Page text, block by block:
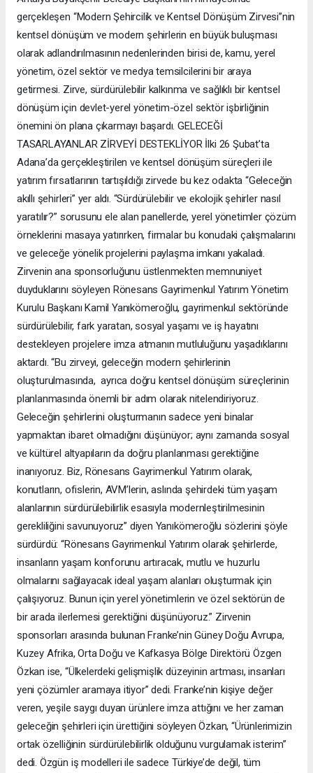
gerçekleşen “Modern Şehircilik ve Kentsel Dönüşüm Zirvesi”nin
kentsel dönüşüm ve modern şehirlerin en büyük buluşması
olarak adlandırılmasının nedenlerinden birisi de, kamu, yerel
yönetim, özel sektör ve medya temsilcilerini bir araya
getirmesi. Zirve, sürdürülebilir kalkınma ve sağlıklı bir kentsel
dönüşüm için devlet-yerel yönetim-özel sektör işbirliğinin
önemini ön plana çıkarmayı başardı. GELECEĞİ
TASARLAYANLAR ZİRVEYİ DESTEKLİYOR İlki 26 Şubat’ta
Adana’da gerçekleştirilen ve kentsel dönüşüm süreçleri ile
yatırım fırsatlarının tartışıldığı zirvede bu kez odakta “Geleceğin
akıllı şehirleri” yer aldı. “Sürdürülebilir ve ekolojik şehirler nasıl
yaratılır?” sorusunu ele alan panellerde, yerel yönetimler çözüm
örneklerini masaya yatırırken, firmalar bu konudaki çalışmalarını
ve geleceğe yönelik projelerini paylaşma imkanı yakaladı.
Zirvenin ana sponsorluğunu üstlenmekten memnuniyet
duyduklarını söyleyen Rönesans Gayrimenkul Yatırım Yönetim
Kurulu Başkanı Kamil Yanıkömeroğlu, gayrimenkul sektöründe
sürdürülebilir, fark yaratan, sosyal yaşamı ve iş hayatını
destekleyen projelere imza atmanın mutluluğunu yaşadıklarını
aktardı. “Bu zirveyi, geleceğin modern şehirlerinin
oluşturulmasında, ayrıca doğru kentsel dönüşüm süreçlerinin
planlanmasında önemli bir adım olarak nitelendiriyoruz.
Geleceğin şehirlerini oluşturmanın sadece yeni binalar
yapmaktan ibaret olmadığını düşünüyor; aynı zamanda sosyal
ve kültürel altyapıların da doğru planlanması gerektiğine
inanıyoruz. Biz, Rönesans Gayrimenkul Yatırım olarak,
konutların, ofislerin, AVM’lerin, aslında şehirdeki tüm yaşam
alanlarının sürdürülebilirlik esasıyla modernleştirilmesinin
gerekliliğini savunuyoruz” diyen Yanıkömeroğlu sözlerini şöyle
sürdürdü: “Rönesans Gayrimenkul Yatırım olarak şehirlerde,
insanların yaşam konforunu artıracak, mutlu ve huzurlu
olmalarını sağlayacak ideal yaşam alanları oluşturmak için
çalışıyoruz. Bunun için yerel yönetimlerin ve özel sektörün de
bir arada ilerlemesi gerektiğini düşünüyoruz.” Zirvenin
sponsorları arasında bulunan Franke’nin Güney Doğu Avrupa,
Kuzey Afrika, Orta Doğu ve Kafkasya Bölge Direktörü Özgen
Özkan ise, “Ülkelerdeki gelişmişlik düzeyinin artması, insanları
yeni çözümler aramaya itiyor” dedi. Franke’nin kişiye değer
veren, yeşile saygı duyan ürünlere imza attığını ve her zaman
geleceğin şehirleri için ürettiğini söyleyen Özkan, “Ürünlerimizin
ortak özelliğinin sürdürülebilirlik olduğunu vurgulamak isterim”
dedi. Özgün iş modelleri ile sadece Türkiye’de değil, tüm